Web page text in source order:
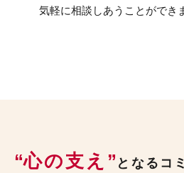
気軽に相談しあうことができ
“心の支え ” となるコ